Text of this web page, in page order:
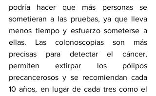
podría hacer que más personas se
sometieran a las pruebas, ya que lleva
menos tiempo y esfuerzo someterse a
ellas. Las colonoscopias son más
precisas para detectar el cáncer,
permiten extirpar los pólipos
precancerosos y se recomiendan cada
10 años, en lugar de cada tres como el